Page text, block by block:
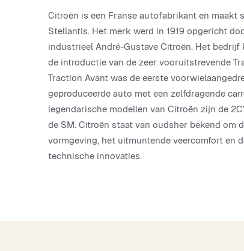
Citroën is een Franse autofabrikant en maakt
Stellantis. Het merk werd in 1919 opgericht
industrieel André-Gustave Citroën. Het bedrijf
de introductie van de zeer vooruitstrevende
Traction Avant was de eerste
geproduceerde auto met een zelfdragende
legendarische modellen van Citroën zijn de
de SM. Citroën staat van oudsher bekend om
vormgeving, het uitmuntende veercomfort en
technische innovaties.